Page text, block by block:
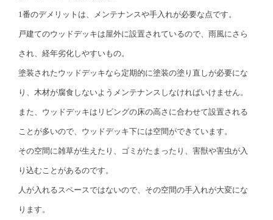
1番のデメリットは、メンテナンスや手入れが必要な点です。
戸建てのウッドデッキは屋外に設置されているので、雨風にさら
され、経年劣化しやすいもの。
塗装されたウッドデッキなら定期的に塗装の塗り直しが必要にな
り、木材が腐食しないようメンテナンスしなければいけません。
また、ウッドデッキはリビングの床の高さに合わせて設置される
ことが多いので、ウッドデッキ下には空間ができています。
その空間に雑草が生えたり、ゴミがたまったり、害獣や害虫が入
り込むことがあるのです。
人が入れるスペースではないので、その空間の手入れが大変にな
ります。